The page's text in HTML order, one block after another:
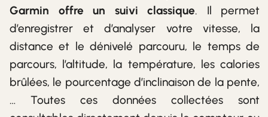
Garmin offre un suivi classique. Il permet
d’enregistrer et d’analyser votre vitesse, la
distance et le dénivelé parcouru, le temps de
parcours, l’altitude, la température, les calories
brûlées, le pourcentage d’inclinaison de la pente,
… Toutes ces données collectées sont